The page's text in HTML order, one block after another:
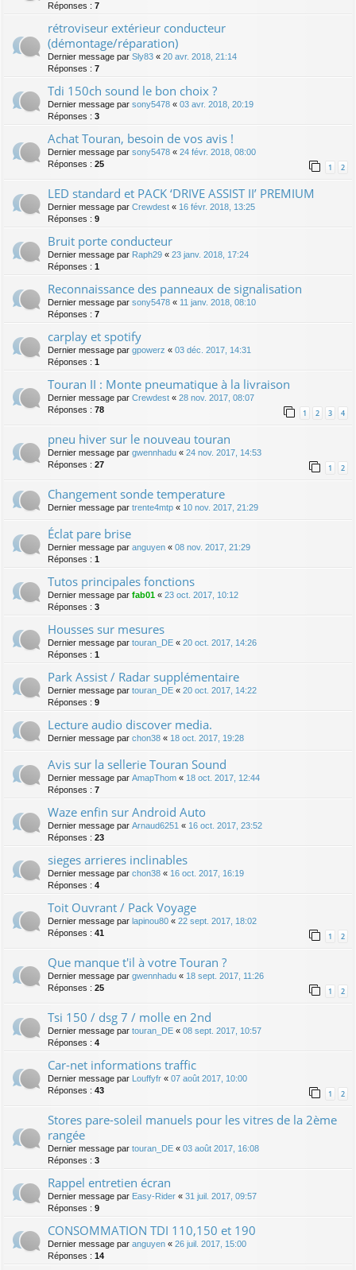
Réponses : 7
rétroviseur extérieur conducteur
(démontage/réparation)
Dernier message par Sly83 « 20 avr. 2018, 21:14
Réponses : 7
Tdi 150ch sound le bon choix ?
Dernier message par sony5478 « 03 avr. 2018, 20:19
Réponses : 3
Achat Touran, besoin de vos avis !
Dernier message par sony5478 « 24 févr. 2018, 08:00
Réponses : 25 1 2
LED standard et PACK ‘DRIVE ASSIST II’ PREMIUM
Dernier message par Crewdest « 16 févr. 2018, 13:25
Réponses : 9
Bruit porte conducteur
Dernier message par Raph29 « 23 janv. 2018, 17:24
Réponses : 1
Reconnaissance des panneaux de signalisation
Dernier message par sony5478 « 11 janv. 2018, 08:10
Réponses : 7
carplay et spotify
Dernier message par gpowerz « 03 déc. 2017, 14:31
Réponses : 1
Touran II : Monte pneumatique à la livraison
Dernier message par Crewdest « 28 nov. 2017, 08:07
Réponses : 78 1 2 3 4
pneu hiver sur le nouveau touran
Dernier message par gwennhadu « 24 nov. 2017, 14:53
Réponses : 27 1 2
Changement sonde temperature
Dernier message par trente4mtp « 10 nov. 2017, 21:29
Éclat pare brise
Dernier message par anguyen « 08 nov. 2017, 21:29
Réponses : 1
Tutos principales fonctions
Dernier message par fab01 « 23 oct. 2017, 10:12
Réponses : 3
Housses sur mesures
Dernier message par touran_DE « 20 oct. 2017, 14:26
Réponses : 1
Park Assist / Radar supplémentaire
Dernier message par touran_DE « 20 oct. 2017, 14:22
Réponses : 9
Lecture audio discover media.
Dernier message par chon38 « 18 oct. 2017, 19:28
Avis sur la sellerie Touran Sound
Dernier message par AmapThom « 18 oct. 2017, 12:44
Réponses : 7
Waze enfin sur Android Auto
Dernier message par Arnaud6251 « 16 oct. 2017, 23:52
Réponses : 23
sieges arrieres inclinables
Dernier message par chon38 « 16 oct. 2017, 16:19
Réponses : 4
Toit Ouvrant / Pack Voyage
Dernier message par lapinou80 « 22 sept. 2017, 18:02
Réponses : 41 1 2
Que manque t'il à votre Touran ?
Dernier message par gwennhadu « 18 sept. 2017, 11:26
Réponses : 25 1 2
Tsi 150 / dsg 7 / molle en 2nd
Dernier message par touran_DE « 08 sept. 2017, 10:57
Réponses : 4
Car-net informations traffic
Dernier message par Louffyfr « 07 août 2017, 10:00
Réponses : 43 1 2
Stores pare-soleil manuels pour les vitres de la 2ème
rangée
Dernier message par touran_DE « 03 août 2017, 16:08
Réponses : 3
Rappel entretien écran
Dernier message par Easy-Rider « 31 juil. 2017, 09:57
Réponses : 9
CONSOMMATION TDI 110,150 et 190
Dernier message par anguyen « 26 juil. 2017, 15:00
Réponses : 14